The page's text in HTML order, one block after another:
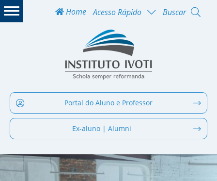
Home Acesso Rápido Buscar
Portal do Aluno e Professor
Ex-aluno | Alumni